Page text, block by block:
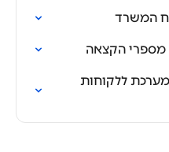
המשרד
מספרי הקצאה
ללקוחות